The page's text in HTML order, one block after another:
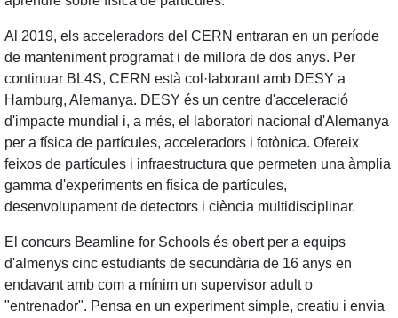
Al 2019, els acceleradors del CERN entraran en un període
de manteniment programat i de millora de dos anys. Per
continuar BL4S, CERN està col·laborant amb DESY a
Hamburg, Alemanya. DESY és un centre d'acceleració
d'impacte mundial i, a més, el laboratori nacional d'Alemanya
per a física de partícules, acceleradors i fotònica. Ofereix
feixos de partícules i infraestructura que permeten una àmplia
gamma d'experiments en física de partícules,
desenvolupament de detectors i ciència multidisciplinar.
El concurs Beamline for Schools és obert per a equips
d'almenys cinc estudiants de secundària de 16 anys en
endavant amb com a mínim un supervisor adult o
"entrenador". Pensa en un experiment simple, creatiu i envia